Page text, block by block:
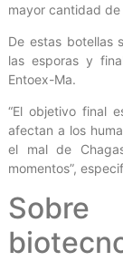
mayor cantidad
De estas botellas
las esporas y
Entoex-Ma.
“El objetivo final
afectan a los
el mal de
momentos”,